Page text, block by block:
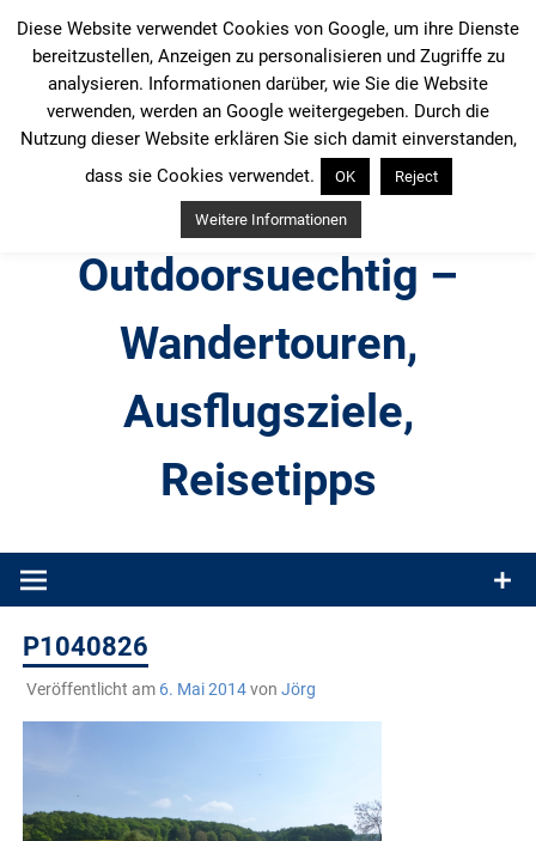
Inhalt
springen
Outdoorsuechtig –
Wandertouren,
Ausflugsziele,
Reisetipps
Produkttests und Buchrezensionen. Ein Blog für alle, die gern
P1040826
Veröffentlicht am 6. Mai 2014von Jörg
Diese Website verwendet Cookies von Google, um ihre Dienste
bereitzustellen, Anzeigen zu personalisieren und Zugriffe zu
analysieren. Informationen darüber, wie Sie die Website
verwenden, werden an Google weitergegeben. Durch die
Nutzung dieser Website erklären Sie sich damit einverstanden,
dass sie Cookies verwendet.
OK Reject
Weitere Informationen